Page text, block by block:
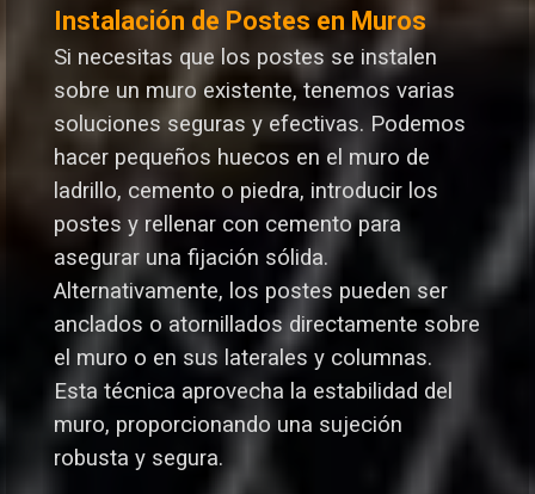
Instalación de Postes en Muros
Si necesitas que los postes se instalen
sobre un muro existente, tenemos varias
soluciones seguras y efectivas. Podemos
hacer pequeños huecos en el muro de
ladrillo, cemento o piedra, introducir los
postes y rellenar con cemento para
asegurar una fijación sólida.
Alternativamente, los postes pueden ser
anclados o atornillados directamente sobre
el muro o en sus laterales y columnas.
Esta técnica aprovecha la estabilidad del
muro, proporcionando una sujeción
robusta y segura.